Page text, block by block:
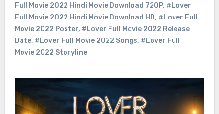
Full Movie 2022 Hindi Movie Download 720P, #Lover
Full Movie 2022 Hindi Movie Download HD, #Lover Full
Movie 2022 Poster, #Lover Full Movie 2022 Release
Date, #Lover Full Movie 2022 Songs, #Lover Full
Movie 2022 Storyline